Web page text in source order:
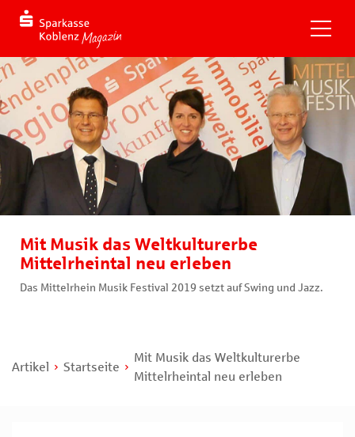
Mit Musik das Weltkulturerbe
Mittelrheintal neu erleben
Das Mittelrhein Musik Festival 2019 setzt auf Swing und Jazz.
Artikel Startseite
Mit Musik das Weltkulturerbe
Mittelrheintal neu erleben